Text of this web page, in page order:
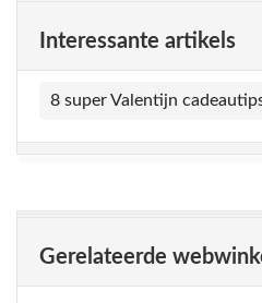
Interessante artikels
8 super Valentijn
Gerelateerde